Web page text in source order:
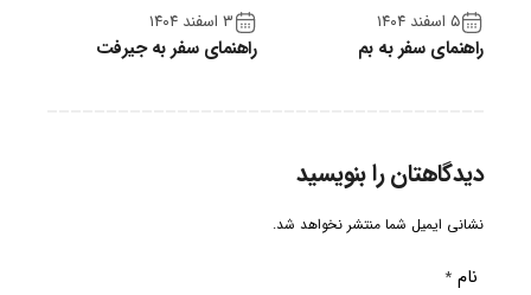
۵ اسفند ۱۴۰۴
راهنمای سفر به بم
۳ اسفند ۱۴۰۴
راهنمای سفر به جیرفت
دیدگاهتان را بنویسید
نشانی ایمیل شما منتشر نخواهد شد.
نام *